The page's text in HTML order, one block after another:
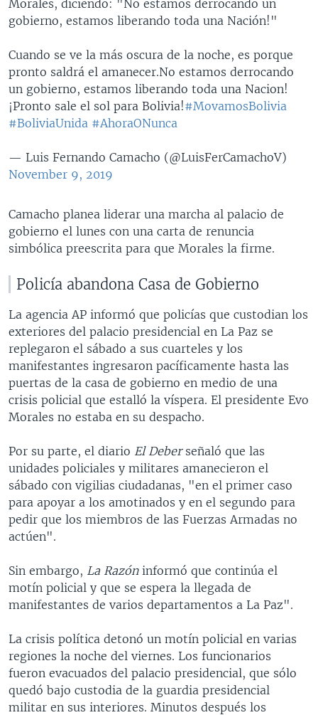
Morales, diciendo: "No estamos derrocando un
gobierno, estamos liberando toda una Nación!"
Cuando se ve la más oscura de la noche, es porque
pronto saldrá el amanecer.No estamos derrocando
un gobierno, estamos liberando toda una Nacion!
¡Pronto sale el sol para Bolivia!#MovamosBolivia
#BoliviaUnida #AhoraONunca
— Luis Fernando Camacho (@LuisFerCamachoV)
November 9, 2019
Camacho planea liderar una marcha al palacio de
gobierno el lunes con una carta de renuncia
simbólica preescrita para que Morales la firme.
Policía abandona Casa de Gobierno
La agencia AP informó que policías que custodian los
exteriores del palacio presidencial en La Paz se
replegaron el sábado a sus cuarteles y los
manifestantes ingresaron pacíficamente hasta las
puertas de la casa de gobierno en medio de una
crisis policial que estalló la víspera. El presidente Evo
Morales no estaba en su despacho.
Por su parte, el diario El Deberseñaló que las
unidades policiales y militares amanecieron el
sábado con vigilias ciudadanas, "en el primer caso
para apoyar a los amotinados y en el segundo para
pedir que los miembros de las Fuerzas Armadas no
actúen".
Sin embargo, La Razóninformó que continúa el
motín policial y que se espera la llegada de
manifestantes de varios departamentos a La Paz".
La crisis política detonó un motín policial en varias
regiones la noche del viernes. Los funcionarios
fueron evacuados del palacio presidencial, que sólo
quedó bajo custodia de la guardia presidencial
militar en sus interiores. Minutos después los